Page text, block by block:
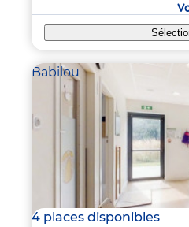
Babilou
4 places disponibles